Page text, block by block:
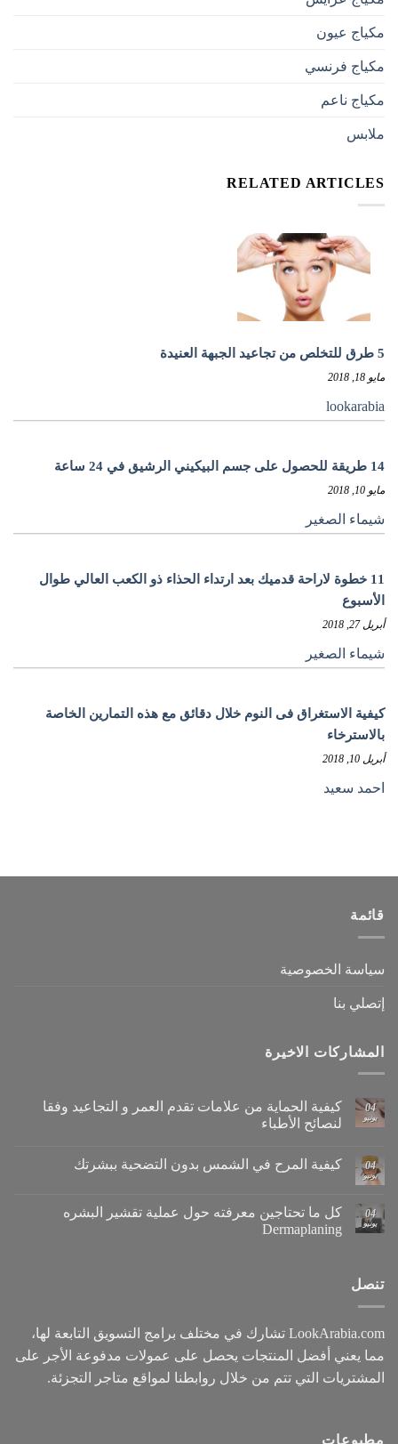
مكياج عيون
مكياج فرنسي
مكياج ناعم
ملابس
RELATED ARTICLES
5 طرق للتخلص من تجاعيد الجبهة العنيدة
مايو 18, 2018
lookarabia
14 طريقة للحصول على جسم البيكيني الرشيق في 24 ساعة
مايو 10, 2018
شيماء الصغير
11 خطوة لاراحة قدميك بعد ارتداء الحذاء ذو الكعب العالي طوال
الأسبوع
أبريل 27, 2018
شيماء الصغير
كيفية الاستغراق فى النوم خلال دقائق مع هذه التمارين الخاصة
بالاسترخاء
أبريل 10, 2018
احمد سعيد
قائمة
سياسة الخصوصية
إتصلي بنا
المشاركات الاخيرة
04
يونيو
كيفية الحماية من علامات تقدم العمر و التجاعيد وفقا
لنصائح الأطباء
04
يونيو
كيفية المرح في الشمس بدون التضحية ببشرتك
04
يونيو
كل ما تحتاجين معرفته حول عملية تقشير البشره
Dermaplaning
تنصل
LookArabia.com تشارك في مختلف برامج التسويق التابعة لها،
مما يعني أفضل المنتجات يحصل على عمولات مدفوعة الأجر على
المشتريات التي تتم من خلال روابطنا لمواقع متاجر التجزئة.
مطبوعات